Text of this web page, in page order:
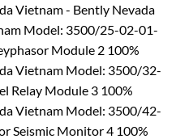
Vietnam - Bently Nevada
Model: 3500/25-02-01-
Module 2 100%
Vietnam Model: 3500/32-
Relay Module 3 100%
Vietnam Model: 3500/42-
Seismic Monitor 4 100%